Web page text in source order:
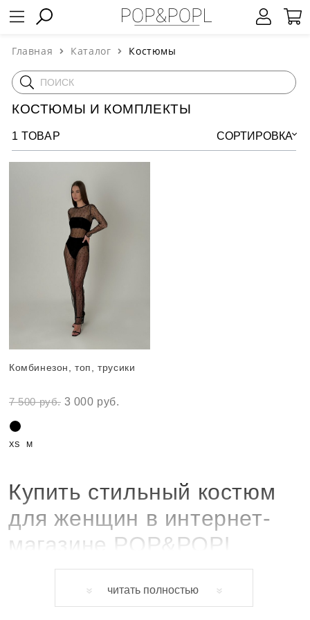
Главная Каталог Костюмы
КОСТЮМЫ И КОМПЛЕКТЫ
1 ТОВАР
Комбинезон, топ, трусики
7 500 руб. 3 000 руб.
XS M
Купить стильный костюм
для женщин в интернет-
магазине POP&POPL
Современные женские костюмы – это не просто
одежда, а настоящий модный стейтмент. Костюмы
POP and POPL - это именно то, что нужно
читать полностью